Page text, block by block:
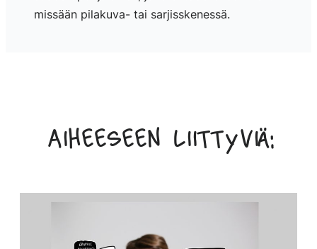
missään pilakuva- tai sarjisskenessä.
Aiheeseen liittyviä: